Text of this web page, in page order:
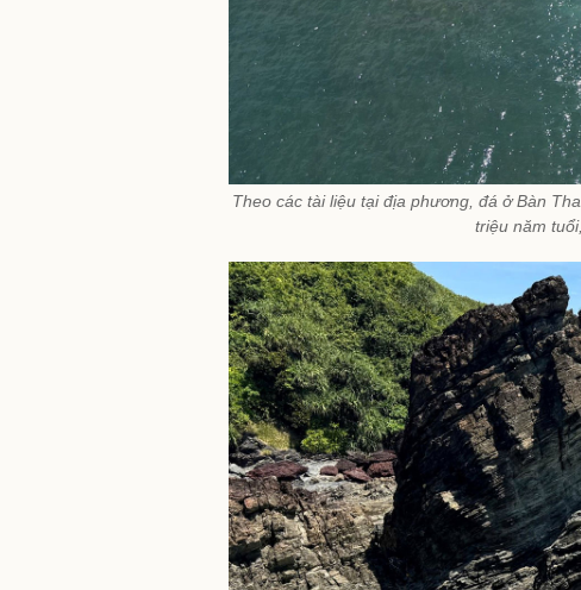
Theo các tài liệu tại địa phương, đá ở Bàn
triệu năm